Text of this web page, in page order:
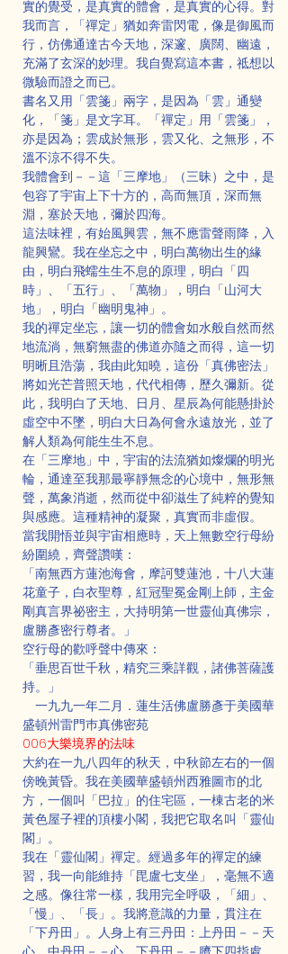
實的覺受，是真實的體會，是真實的心得。對
我而言，「禪定」猶如奔雷閃電，像是御風而
行，仿佛通達古今天地，深邃、廣闊、幽遠，
充滿了玄深的妙理。我自覺寫這本書，祗想以
微驗而證之而已。
書名又用「雲箋」兩字，是因為「雲」通變
化，「箋」是文字耳。「禪定」用「雲箋」，
亦是因為；雲成於無形，雲又化、之無形，不
溫不涼不得不失。
我體會到－－這「三摩地」（三昧）之中，是
包容了宇宙上下十方的，高而無頂，深而無
淵，塞於天地，彌於四海。
這法味裡，有始風興雲，無不應雷聲雨降，入
龍興鸞。我在坐忘之中，明白萬物出生的緣
由，明白飛蠕生生不息的原理，明白「四
時」、「五行」、「萬物」，明白「山河大
地」，明白「幽明鬼神」。
我的禪定坐忘，讓一切的體會如水般自然而然
地流淌，無窮無盡的佛道亦隨之而得，這一切
明晰且浩蕩，我由此知曉，這份「真佛密法」
將如光芒普照天地，代代相傳，歷久彌新。從
此，我明白了天地、日月、星辰為何能懸掛於
虛空中不墜，明白大日為何會永遠放光，並了
解人類為何能生生不息。
在「三摩地」中，宇宙的法流猶如燦爛的明光
輪，通達至我那最寧靜無念的心境中，無形無
聲，萬象消逝，然而從中卻滋生了純粹的覺知
與感應。這種精神的凝聚，真實而非虛假。
當我開悟並與宇宙相應時，天上無數空行母紛
紛圍繞，齊聲讚嘆：
「南無西方蓮池海會，摩訶雙蓮池，十八大蓮
花童子，白衣聖尊，紅冠聖冕金剛上師，主金
剛真言界祕密主，大持明第一世靈仙真佛宗，
盧勝彥密行尊者。」
空行母的歡呼聲中傳來：
「垂思百世千秋，精究三乘詳觀，諸佛菩薩護
持。」
一九九一年二月．蓮生活佛盧勝彥于美國華
盛頓州雷門巿真佛密苑
006大樂境界的法味
大約在一九八四年的秋天，中秋節左右的一個
傍晚黃昏。我在美國華盛頓州西雅圖市的北
方，一個叫「巴拉」的住宅區，一棟古老的米
黃色屋子裡的頂樓小閣，我把它取名叫「靈仙
閣」。
我在「靈仙閣」禪定。經過多年的禪定的練
習，我一向能維持「毘盧七支坐」，毫無不適
之感。像往常一樣，我用完全呼吸，「細」、
「慢」、「長」。我將意識的力量，貫注在
「下丹田」。人身上有三丹田：上丹田－－天